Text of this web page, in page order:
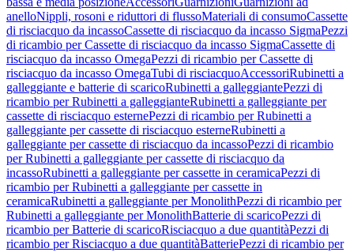
anelloNippli, rosoni e riduttori di flussoMateriali di consumoCassette
di risciacquo da incassoCassette di risciacquo da incasso SigmaPezzi
di ricambio per Cassette di risciacquo da incasso SigmaCassette di
risciacquo da incasso OmegaPezzi di ricambio per Cassette di
risciacquo da incasso OmegaTubi di risciacquoAccessoriRubinetti a
galleggiante e batterie di scaricoRubinetti a galleggiantePezzi di
ricambio per Rubinetti a galleggianteRubinetti a galleggiante per
cassette di risciacquo esternePezzi di ricambio per Rubinetti a
galleggiante per cassette di risciacquo esterneRubinetti a
galleggiante per cassette di risciacquo da incassoPezzi di ricambio
per Rubinetti a galleggiante per cassette di risciacquo da
incassoRubinetti a galleggiante per cassette in ceramicaPezzi di
ricambio per Rubinetti a galleggiante per cassette in
ceramicaRubinetti a galleggiante per MonolithPezzi di ricambio per
Rubinetti a galleggiante per MonolithBatterie di scaricoPezzi di
ricambio per Batterie di scaricoRisciacquo a due quantitàPezzi di
ricambio per Risciacquo a due quantitàBatteriePezzi di ricambio per